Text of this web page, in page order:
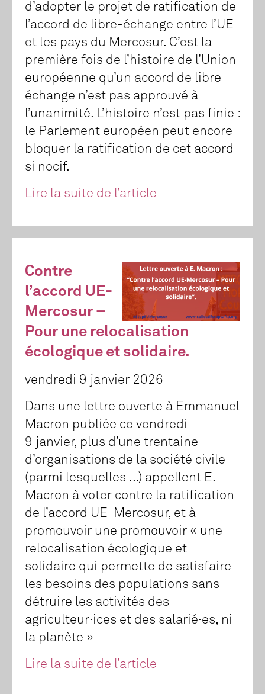
d’adopter le projet de ratification de
l’accord de libre-échange entre l’UE
et les pays du Mercosur. C’est la
première fois de l’histoire de l’Union
européenne qu’un accord de libre-
échange n’est pas approuvé à
l’unanimité. L’histoire n’est pas finie :
le Parlement européen peut encore
bloquer la ratification de cet accord
si nocif.
Lire la suite de l’article
Contre
l’accord UE-
Mercosur –
Pour une relocalisation
écologique et solidaire.
vendredi 9 janvier 2026
Dans une lettre ouverte à Emmanuel
Macron publiée ce vendredi
9 janvier, plus d’une trentaine
d’organisations de la société civile
(parmi lesquelles ...) appellent E.
Macron à voter contre la ratification
de l’accord UE-Mercosur, et à
promouvoir une promouvoir « une
relocalisation écologique et
solidaire qui permette de satisfaire
les besoins des populations sans
détruire les activités des
agriculteur·ices et des salarié·es, ni
la planète »
Lire la suite de l’article